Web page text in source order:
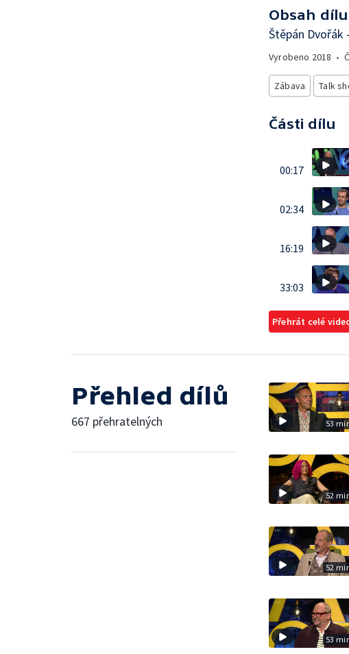
Obsah dílu
Štěpán Dvořák
Vyrobeno 2018 •
Zábava Talk
Části dílu
00:17
02:34
16:19
33:03
Přehrát celé
Přehled dílů
667 přehratelných 53
52
52
53